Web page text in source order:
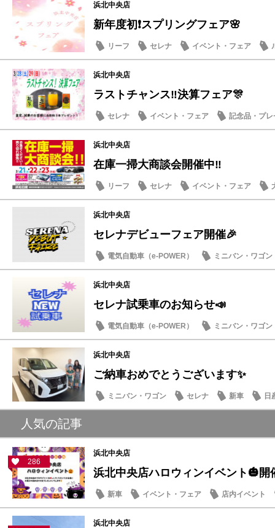
浜北中央店
新年度初❗スプリングフェア🌸
リーフ セレナ イベント・フェア
浜北中央店
ラストチャンス‼️決算フェア🎊
セレナ イベント・フェア 記念品・プレ
浜北中央店
在庫一掃大商談会開催中‼️
リーフ セレナ イベント・フェア
浜北中央店
セレナデビューフェア開催🎉
電気自動車（e-POWER） ミニバン・ワゴン
浜北中央店
セレナ試乗車のお知らせ📣
電気自動車（e-POWER） ミニバン・ワゴン
浜北中央店
ご納車おめでとうございます✨
ミニバン・ワゴン セレナ 新車 日
人気の記事
286
浜北中央店
浜北中央店ハロウィンイベント🎃開
新車 イベント・フェア 店内イベント
浜北中央店